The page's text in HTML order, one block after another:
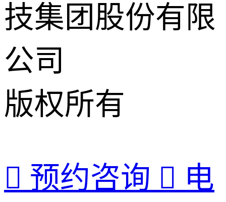
技集团股份有限
公司
版权所有
 预约咨询  电